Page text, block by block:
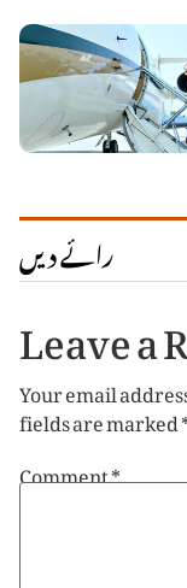
رائے دیں
Leave a
Your email
fields are marked
Comment*